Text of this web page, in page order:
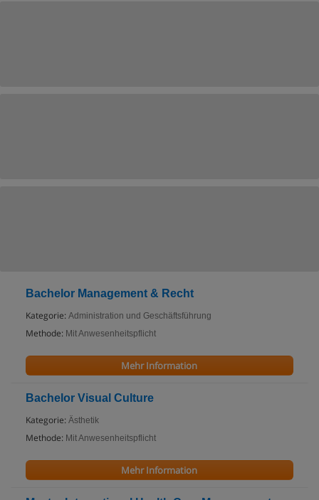
Bachelor Management & Recht
Kategorie: Administration und Geschäftsführung
Methode: Mit Anwesenheitspflicht
Mehr Information
Bachelor Visual Culture
Kategorie: Ästhetik
Methode: Mit Anwesenheitspflicht
Mehr Information